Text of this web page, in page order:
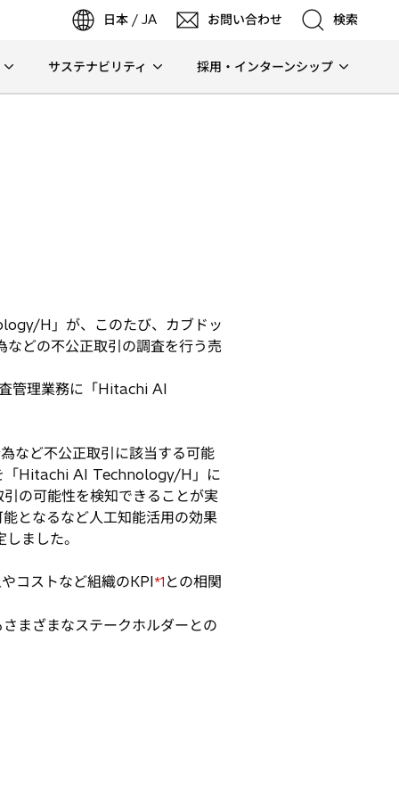
日本 / JA お問い合わせ 検索
検索
サステナビリティ 採用・インターンシップ
H」が、このたび、カブドッ
どの不公正取引の調査を行う売
管理業務に「Hitachi AI
など不公正取引に該当する可能
「Hitachi AI Technology/H」に
の可能性を検知できることが実
となるなど人工知能活用の効果
ました。
コストなど組織のKPI*1 との相関
まざまなステークホルダーとの